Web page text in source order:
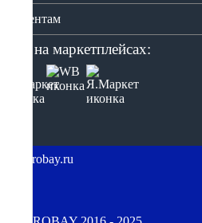
Клиентам
Мы на маркетплейсах: